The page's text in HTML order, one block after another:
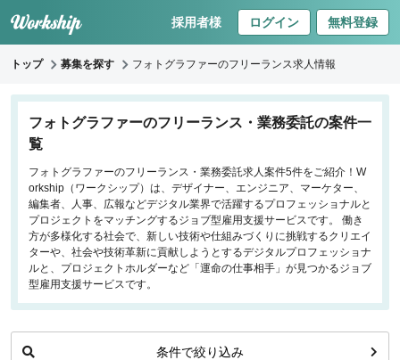
採用者様 ログイン 無料登録
トップ 募集を探す フォトグラファーのフリーランス求人情報
フォトグラファーのフリーランス・業務委託の案件一
覧
フォトグラファーのフリーランス・業務委託求人案件5件をご紹介！W
orkship（ワークシップ）は、デザイナー、エンジニア、マーケター、
編集者、人事、広報などデジタル業界で活躍するプロフェッショナルと
プロジェクトをマッチングするジョブ型雇用支援サービスです。 働き
方が多様化する社会で、新しい技術や仕組みづくりに挑戦するクリエイ
ターや、社会や技術革新に貢献しようとするデジタルプロフェッショナ
ルと、プロジェクトホルダーなど「運命の仕事相手」が見つかるジョブ
型雇用支援サービスです。
条件で絞り込み
キーワードで探す
フロントエンドエンジニア
バックエンドエンジニア
インフラエンジニア
iOS/Androidアプリエンジニア
データサイエンティスト
プロジェクトマネージャー
プランナー・ディレクター